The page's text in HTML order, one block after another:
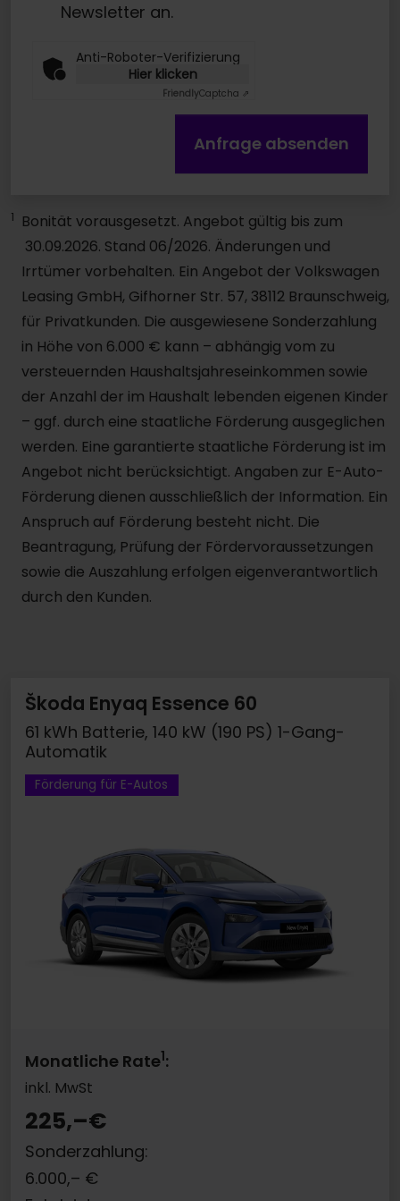
Newsletter an.
Anti-Roboter-Verifizierung
Hier klicken
FriendlyCaptcha ⇗
Anfrage absenden
1
Bonität vorausgesetzt. Angebot gültig bis zum
30.09.2026. Stand 06/2026. Änderungen und
Irrtümer vorbehalten. Ein Angebot der Volkswagen
Leasing GmbH, Gifhorner Str. 57, 38112 Braunschweig,
für Privatkunden. Die ausgewiesene Sonderzahlung
in Höhe von 6.000 € kann – abhängig vom zu
versteuernden Haushaltsjahreseinkommen sowie
der Anzahl der im Haushalt lebenden eigenen Kinder
– ggf. durch eine staatliche Förderung ausgeglichen
werden. Eine garantierte staatliche Förderung ist im
Angebot nicht berücksichtigt. Angaben zur E-Auto-
Förderung dienen ausschließlich der Information. Ein
Anspruch auf Förderung besteht nicht. Die
Beantragung, Prüfung der Fördervoraussetzungen
sowie die Auszahlung erfolgen eigenverantwortlich
durch den Kunden.
Škoda Enyaq Essence 60
61 kWh Batterie, 140 kW (190 PS) 1-Gang-
Automatik
Förderung für E-Autos
Monatliche Rate1:
inkl. MwSt
225,–€
Sonderzahlung:
6.000,– €